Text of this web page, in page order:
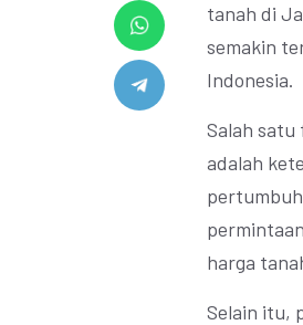
tanah di
semakin
Indonesia.
Salah
adalah
harga
Selain itu,